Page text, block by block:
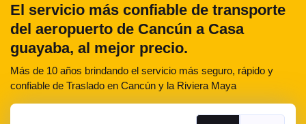
El servicio más confiable de transporte
del aeropuerto de Cancún a Casa
guayaba, al mejor precio.
Más de 10 años brindando el servicio más seguro, rápido y
confiable de Traslado en Cancún y la Riviera Maya